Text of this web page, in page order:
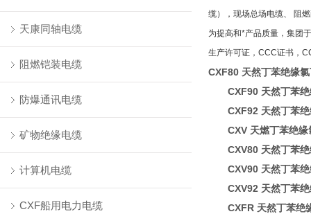
天康同轴电缆
阻燃铠装电缆
防爆通讯电缆
矿物绝缘电缆
计算机电缆
CXF船用电力电缆
缆），现场总场电缆、 阻
为提高和*产品质量，集团
生产许可证，CCC证书，
CXF80 天然丁苯绝缘
CXF90 天然丁苯绝
CXF92 天然丁苯绝
CXV 天燃丁苯绝缘
CXV80 天然丁苯绝
CXV90 天然丁苯绝
CXV92 天然丁苯绝
CXFR 天然丁苯绝缘